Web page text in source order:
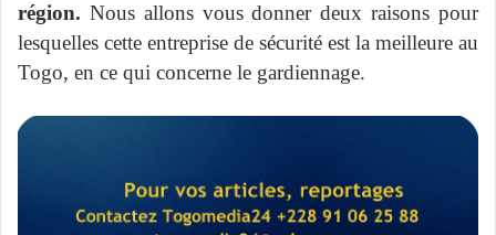
région. Nous allons vous donner deux raisons pour
lesquelles cette entreprise de sécurité est la meilleure au
Togo, en ce qui concerne le gardiennage.